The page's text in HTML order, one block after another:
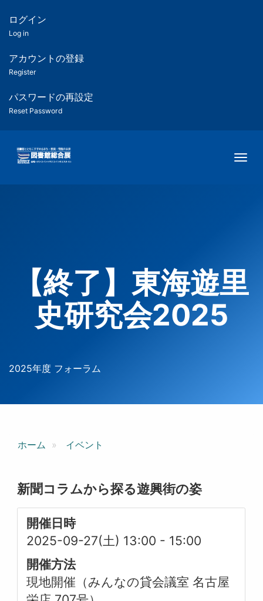
ツ
匿
名
ユ
ー
ー
用
メ
ログイン
Log in
アカウントの登録
Register
パスワードの再設定
Reset Password
【終了】東海遊里
史研究会2025
2025年度 フォーラム
ホーム イベント
新聞コラムから探る遊興街の姿
開催日時
2025-09-27(土) 13:00 - 15:00
開催方法
現地開催（みんなの貸会議室 名古屋